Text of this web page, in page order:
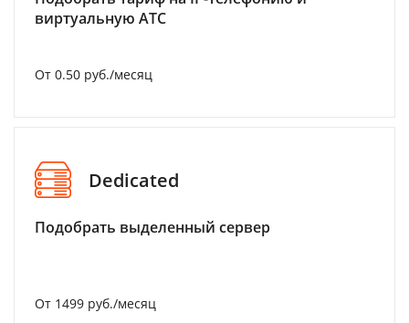
виртуальную АТС
От 0.50 руб./месяц
Dedicated
Подобрать выделенный сервер
От 1499 руб./месяц